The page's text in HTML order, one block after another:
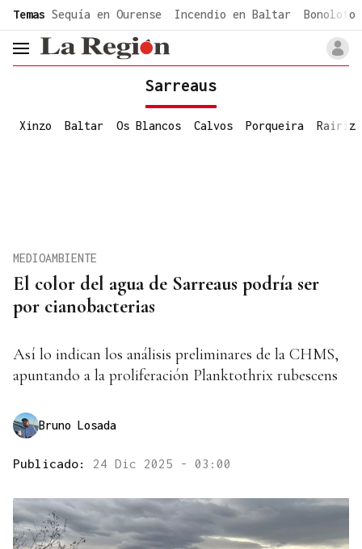
common.go-to-content
Temas Sequía en Ourense Incendio en Baltar Bonoloto
header.menu.open
Sarreaus
Xinzo Baltar Os Blancos Calvos Porqueira Rairiz
El color del agua de Sarreaus podría ser
por cianobacterias
MEDIOAMBIENTE
Así lo indican los análisis preliminares de la CHMS,
apuntando a la proliferación Planktothrix rubescens
Bruno Losada
Publicado: 24 Dic 2025 - 03:00